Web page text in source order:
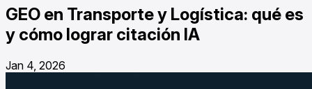
GEO en Transporte y Logística: qué es
y cómo lograr citación IA
Jan 4, 2026